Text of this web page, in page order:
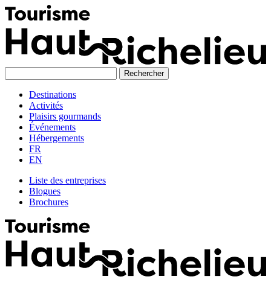
Skip
to
content
Destinations
Activités
Plaisirs gourmands
Événements
Hébergements
FR
EN
Liste des entreprises
Blogues
Brochures